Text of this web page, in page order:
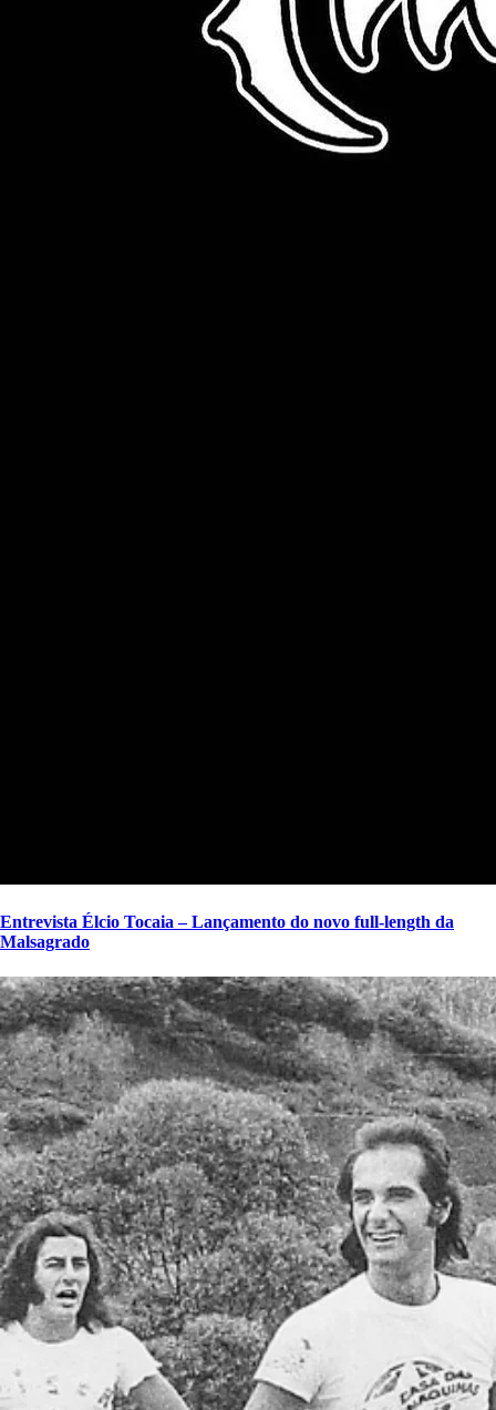
Entrevista Élcio Tocaia – Lançamento do novo full-length da
Malsagrado